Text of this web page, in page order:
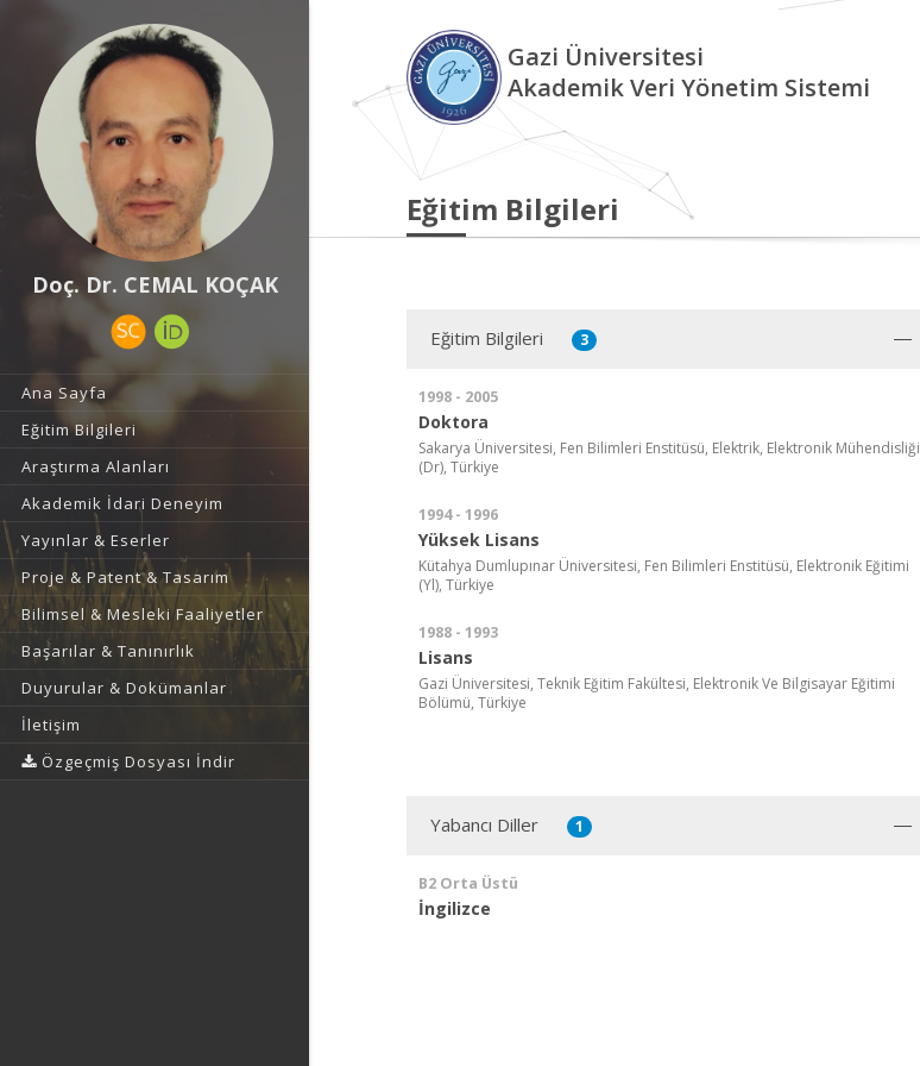
Doç. Dr. CEMAL KOÇAK
Ana Sayfa
Eğitim Bilgileri
Araştırma Alanları
Akademik İdari Deneyim
Yayınlar & Eserler
Proje & Patent & Tasarım
Bilimsel & Mesleki Faaliyetler
Başarılar & Tanınırlık
Duyurular & Dokümanlar
İletişim
Özgeçmiş Dosyası İndir
Gazi Üniversitesi
Akademik Veri Yönetim Sistemi
Eğitim Bilgileri
Eğitim Bilgileri 3
1998 - 2005
Doktora
Sakarya Üniversitesi, Fen Bilimleri Enstitüsü, Elektrik, Elektronik Mühendisliği
(Dr), Türkiye
1994 - 1996
Yüksek Lisans
Kütahya Dumlupınar Üniversitesi, Fen Bilimleri Enstitüsü, Elektronik Eğitimi
(Yl), Türkiye
1988 - 1993
Lisans
Gazi Üniversitesi, Teknik Eğitim Fakültesi, Elektronik Ve Bilgisayar Eğitimi
Bölümü, Türkiye
Yabancı Diller 1
B2 Orta Üstü
İngilizce